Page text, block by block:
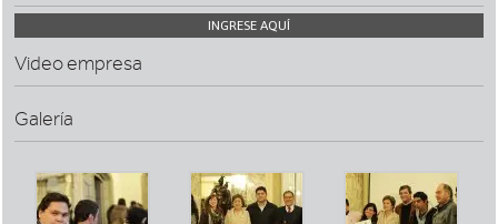
INGRESE AQUÍ
Video empresa
Galería